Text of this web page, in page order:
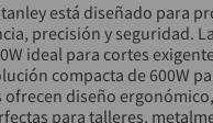
está diseñado para
precisión y seguridad.
ideal para cortes
compacta de 600W
diseño
para talleres,